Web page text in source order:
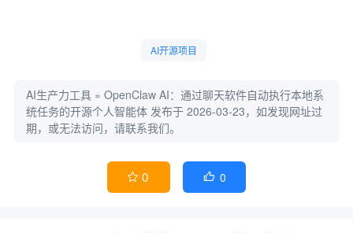
AI开源项目
AI生产力工具 » OpenClaw AI：通过聊天软件自动执行本地系
统任务的开源个人智能体 发布于 2026-03-23，如发现网址过
期，或无法访问，请联系我们。
 0  0